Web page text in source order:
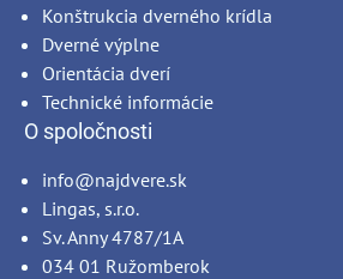
Konštrukcia dverného krídla
Dverné výplne
Orientácia dverí
Technické informácie
O spoločnosti
info@najdvere.sk
Lingas, s.r.o.
Sv. Anny 4787/1A
034 01 Ružomberok